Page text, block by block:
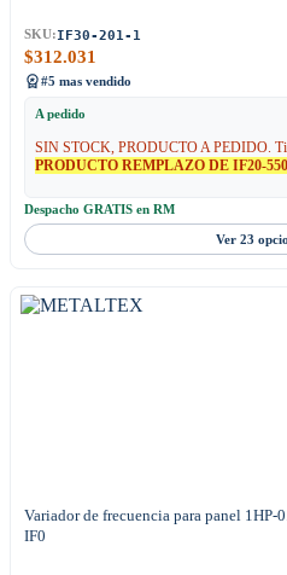
SKU:IF30-201-1
$312.031
#5 mas vendido
A pedido
SIN STOCK, PRODUCTO A PEDIDO.
PRODUCTO REMPLAZO DE IF20-
Despacho GRATIS en RM
Ver 23
Variador de frecuencia para panel
IF0